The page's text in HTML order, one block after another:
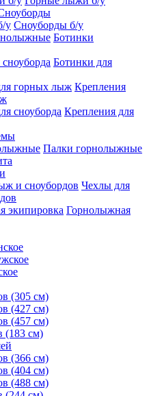
Сноуборды б/у
Ботинки
Ботинки для
Крепления
Крепления для
Палки горнолыжные
Чехлы для
Горнолыжная
(305 см)
(427 см)
(457 см)
(183 см)
(366 см)
(404 см)
(488 см)